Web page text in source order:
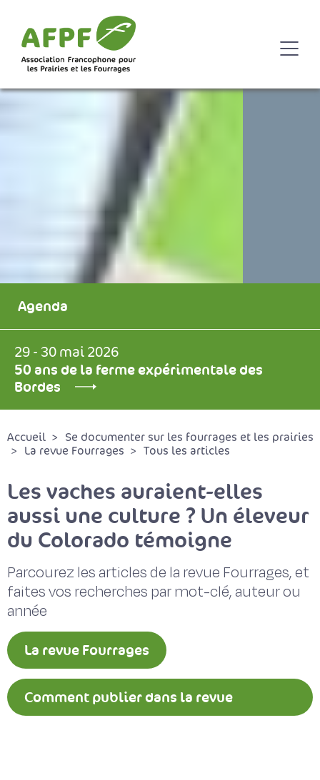
Agenda
29 - 30 mai 2026
50 ans de la ferme expérimentale des
Bordes
Accueil
Se documenter sur les fourrages et les prairies
La revue Fourrages
Tous les articles
Les vaches auraient-elles
aussi une culture ? Un éleveur
du Colorado témoigne
Parcourez les articles de la revue Fourrages, et
faites vos recherches par mot-clé, auteur ou
année
La revue Fourrages
Comment publier dans la revue